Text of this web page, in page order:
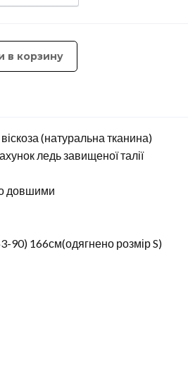
в корзину
(натуральна тканина)
ледь завищеної талії
довшими
90) 166см(одягнено розмір S)